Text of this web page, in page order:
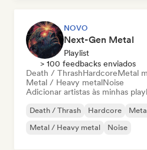
NOVO
Next-Gen Metal
Playlist
> 100 feedbacks enviados
Death / ThrashHardcoreMetal
Metal / Heavy metalNoise
Adicionar artistas às minhas
Death / Thrash Hardcore
Metal / Heavy metal
Noise